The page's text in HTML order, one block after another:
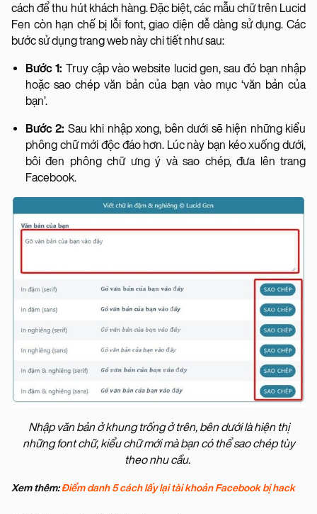
cách để thu hút khách hàng. Đặc biệt, các mẫu chữ trên Lucid
Fen còn hạn chế bị lỗi font, giao diện dễ dàng sử dụng. Các
bước sử dụng trang web này chi tiết như sau:
Bước 1: Truy cập vào website lucid gen, sau đó bạn nhập
hoặc sao chép văn bản của bạn vào mục ‘văn bản của
bạn’.
Bước 2: Sau khi nhập xong, bên dưới sẽ hiện những kiểu
phông chữ mới độc đáo hơn. Lúc này bạn kéo xuống dưới,
bôi đen phông chữ ưng ý và sao chép, đưa lên trang
Facebook.
Nhập văn bản ở khung trống ở trên, bên dưới là hiện thị
những font chữ, kiểu chữ mới mà bạn có thể sao chép tùy
theo nhu cầu.
Xem thêm:Điểm danh 5 cách lấy lại tài khoản Facebook bị hack